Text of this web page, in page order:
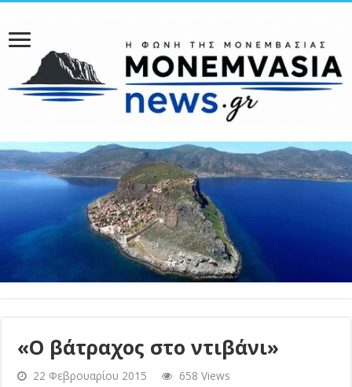
«Ο βάτραχος στο ντιβάνι»
22 Φεβρουαρίου 2015 658 Views